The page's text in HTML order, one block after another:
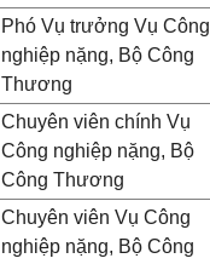
Phó Vụ trưởng Vụ Công
nghiệp nặng, Bộ Công
Thương
Chuyên viên chính Vụ
Công nghiệp nặng, Bộ
Công Thương
Chuyên viên Vụ Công
nghiệp nặng, Bộ Công